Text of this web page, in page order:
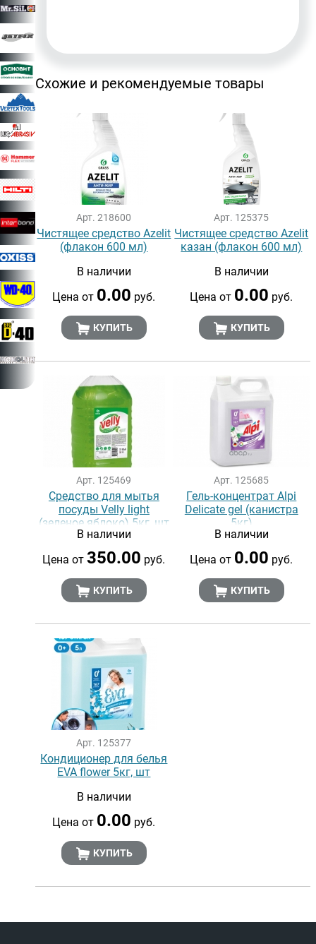
Схожие и рекомендуемые товары
Арт. 218600
Чистящее средство Azelit
(флакон 600 мл)
В наличии
Цена от 0.00 руб.
КУПИТЬ
Арт. 125375
Чистящее средство Azelit
казан (флакон 600 мл)
В наличии
Цена от 0.00 руб.
КУПИТЬ
Арт. 125469
Средство для мытья
посуды Velly light
(зеленое яблоко) 5кг, шт
В наличии
Цена от350.00 руб.
КУПИТЬ
Арт. 125685
Гель-концентрат Alpi
Delicate gel (канистра
5кг)
В наличии
Цена от 0.00 руб.
КУПИТЬ
Арт. 125377
Кондиционер для белья
EVA flower 5кг, шт
В наличии
Цена от 0.00 руб.
КУПИТЬ